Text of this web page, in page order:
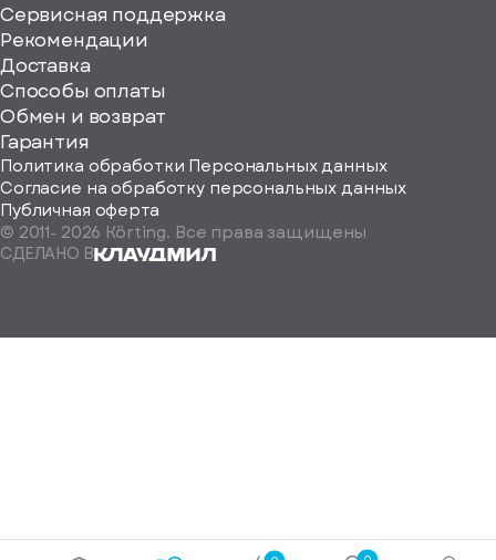
Сервисная поддержка
Рекомендации
Доставка
Способы оплаты
Обмен и возврат
Гарантия
Политика обработки Персональных данных
Согласие на обработку персональных данных
Публичная оферта
© 2011- 2026 Körting. Все права защищены
СДЕЛАНО В
Определить
на-